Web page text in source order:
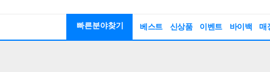
빠른분야찾기 베스트 신상품 이벤트 바이백 매